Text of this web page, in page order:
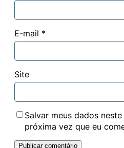
E-mail *
Site
Salvar meus dados
próxima vez que eu